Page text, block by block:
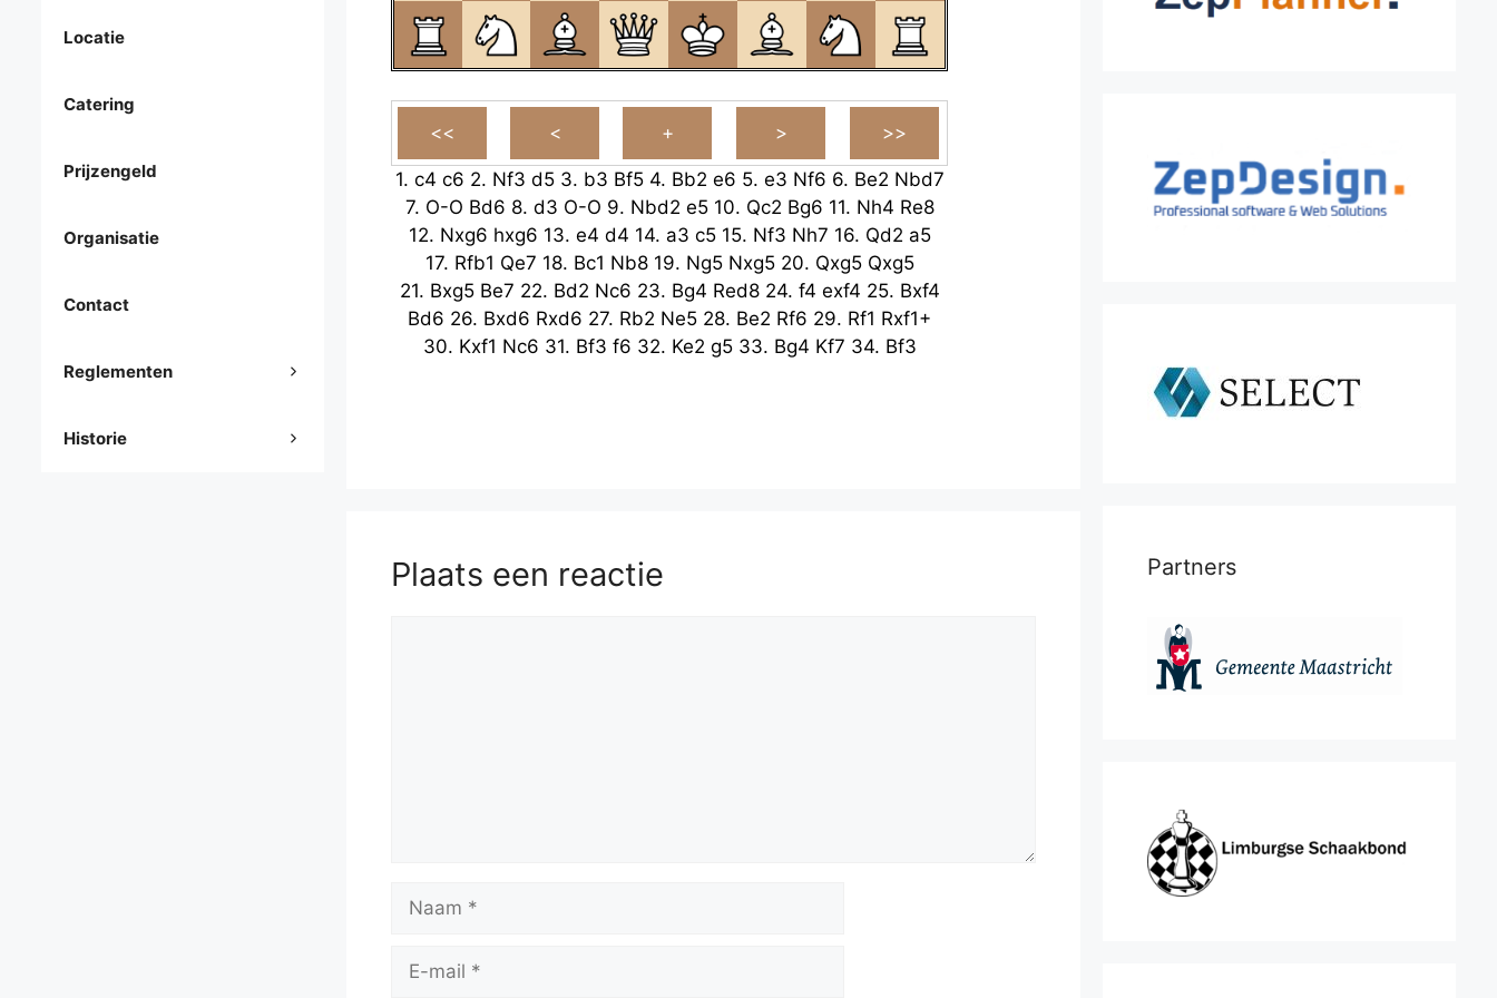
1. c4 c6 2. Nf3 d5 3. b3 Bf5 4. Bb2 e6 5. e3 Nf6 6. Be2 Nbd7
7. O-O Bd6 8. d3 O-O 9. Nbd2 e5 10. Qc2 Bg6 11. Nh4 Re8
12. Nxg6 hxg6 13. e4 d4 14. a3 c5 15. Nf3 Nh7 16. Qd2 a5
17. Rfb1 Qe7 18. Bc1 Nb8 19. Ng5 Nxg5 20. Qxg5 Qxg5
21. Bxg5 Be7 22. Bd2 Nc6 23. Bg4 Red8 24. f4 exf4 25. Bxf4
Bd6 26. Bxd6 Rxd6 27. Rb2 Ne5 28. Be2 Rf6 29. Rf1 Rxf1+
30. Kxf1 Nc6 31. Bf3 f6 32. Ke2 g5 33. Bg4 Kf7 34. Bf3
Plaats een reactie
mail
Locatie
Catering
Prijzengeld
Organisatie
Contact
Reglementen
Historie
Partners